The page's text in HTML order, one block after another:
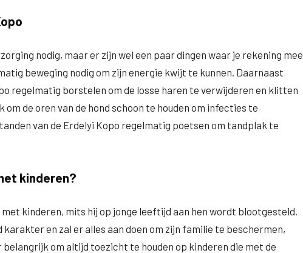
nodig, maar er zijn wel een paar dingen waar je rekening mee
beweging nodig om zijn energie kwijt te kunnen. Daarnaast
regelmatig borstelen om de losse haren te verwijderen en klitten
de oren van de hond schoon te houden om infecties te
van de Erdelyi Kopo regelmatig poetsen om tandplak te
kinderen?
met kinderen, mits hij op jonge leeftijd aan hen wordt blootgesteld.
en zal er alles aan doen om zijn familie te beschermen,
om altijd toezicht te houden op kinderen die met de